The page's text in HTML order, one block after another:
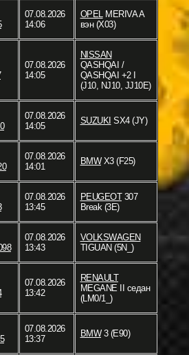
07.08.2026
14:06
OPELMERIVA A
вэн (X03)
07.08.2026
14:05
NISSAN
QASHQAI /
QASHQAI +2 I
(J10, NJ10, JJ10E)
07.08.2026
14:05
SUZUKI SX4 (JY)
07.08.2026
14:01
BMWX3 (F25)
07.08.2026
13:45
PEUGEOT307
Break (3E)
07.08.2026
13:43
VOLKSWAGEN
TIGUAN (5N_)
07.08.2026
13:42
RENAULT
MEGANE II седан
(LM0/1_)
07.08.2026
13:37
BMW3 (E90)